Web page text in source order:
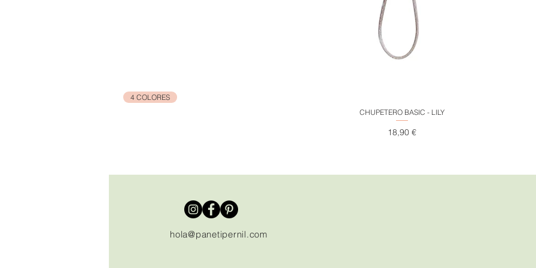
4 COLORES
CHUPETERO BASIC - LILY
Precio
18,90 €
hola@panetipernil.com